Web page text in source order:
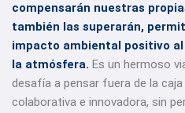
compensarán nuestras
también las superarán,
impacto ambiental positivo
la atmósfera. Es un hermoso
desafía a pensar fuera de la
colaborativa e innovadora, sin